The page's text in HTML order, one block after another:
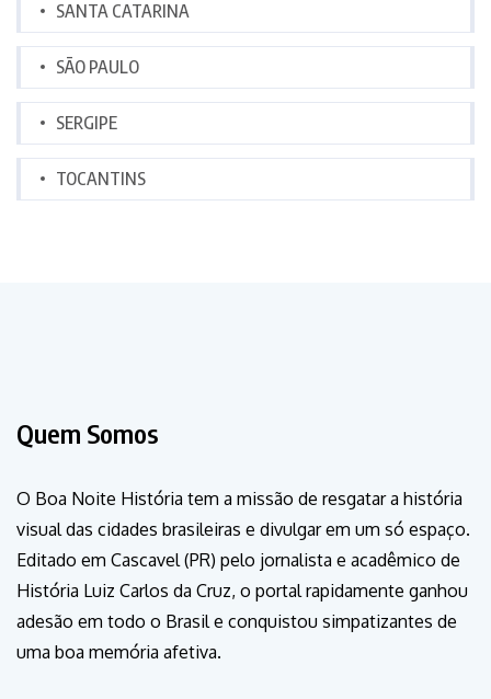
SANTA CATARINA
SÃO PAULO
SERGIPE
TOCANTINS
Quem Somos
O Boa Noite História tem a missão de resgatar a história
visual das cidades brasileiras e divulgar em um só espaço.
Editado em Cascavel (PR) pelo jornalista e acadêmico de
História Luiz Carlos da Cruz, o portal rapidamente ganhou
adesão em todo o Brasil e conquistou simpatizantes de
uma boa memória afetiva.